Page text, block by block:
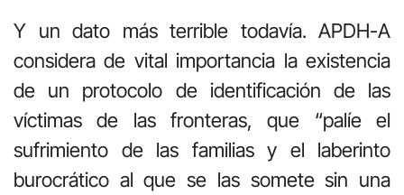
Y un dato más terrible todavía. APDH-A
considera de vital importancia la existencia
de un protocolo de identificación de las
víctimas de las fronteras, que “palíe el
sufrimiento de las familias y el laberinto
burocrático al que se las somete sin una